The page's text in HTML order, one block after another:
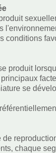
conditions
produit
se
de
chaque